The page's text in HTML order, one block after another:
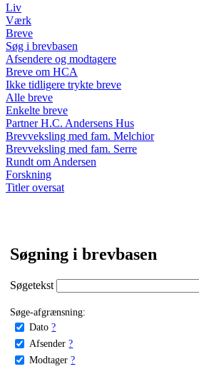
Liv
Værk
Breve
Søg i brevbasen
Afsendere og modtagere
Breve om HCA
Ikke tidligere trykte breve
Alle breve
Enkelte breve
Partner H.C. Andersens Hus
Brevveksling med fam. Melchior
Brevveksling med fam. Serre
Rundt om Andersen
Forskning
Titler oversat
Søgning i brevbasen
Søgetekst
Søge-afgrænsning:
Dato ?
Afsender ?
Modtager ?